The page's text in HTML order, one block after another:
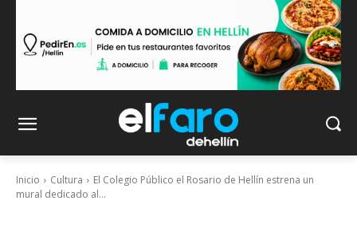
Inicio Cultura
El Colegio Público el Rosario de Hellín estrena un
mural dedicado al...